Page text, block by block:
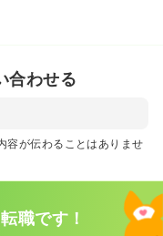
合わせる
容が伝わることはありませ
職です！